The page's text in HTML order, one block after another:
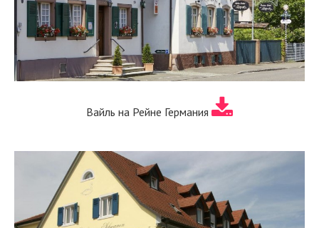
Вайль на Рейне Германия